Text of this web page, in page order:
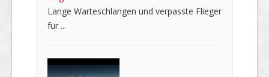
Lange Warteschlangen und verpasste Flieger
für ...